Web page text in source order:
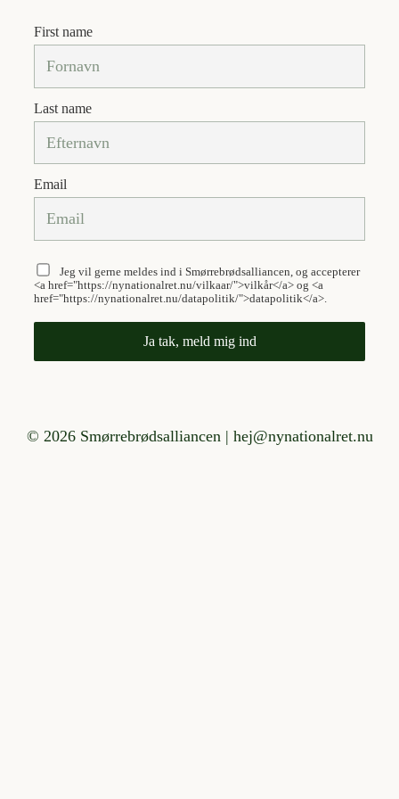
First name
Last name
Email
Jeg vil gerne meldes ind i Smørrebrødsalliancen, og accepterer
<a href="https://nynationalret.nu/vilkaar/">vilkår</a> og <a
href="https://nynationalret.nu/datapolitik/">datapolitik</a>.
© 2026 Smørrebrødsalliancen | hej@nynationalret.nu